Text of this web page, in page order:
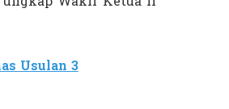
Usulan 3